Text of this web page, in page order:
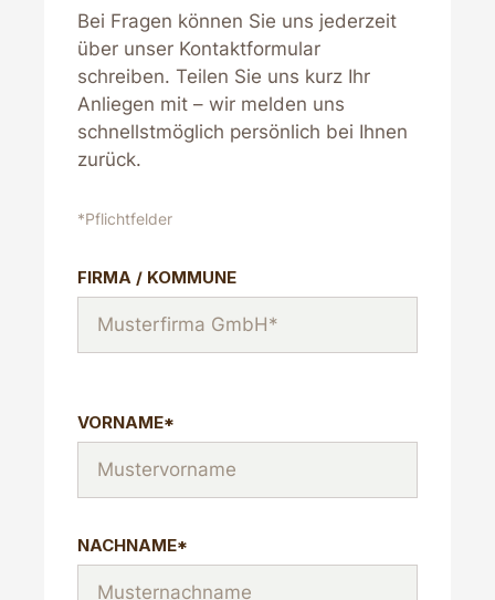
Bei Fragen können Sie uns jederzeit
über unser Kontaktformular
schreiben. Teilen Sie uns kurz Ihr
Anliegen mit – wir melden uns
schnellstmöglich persönlich bei Ihnen
zurück.
*Pflichtfelder
FIRMA / KOMMUNE
VORNAME*
NACHNAME*